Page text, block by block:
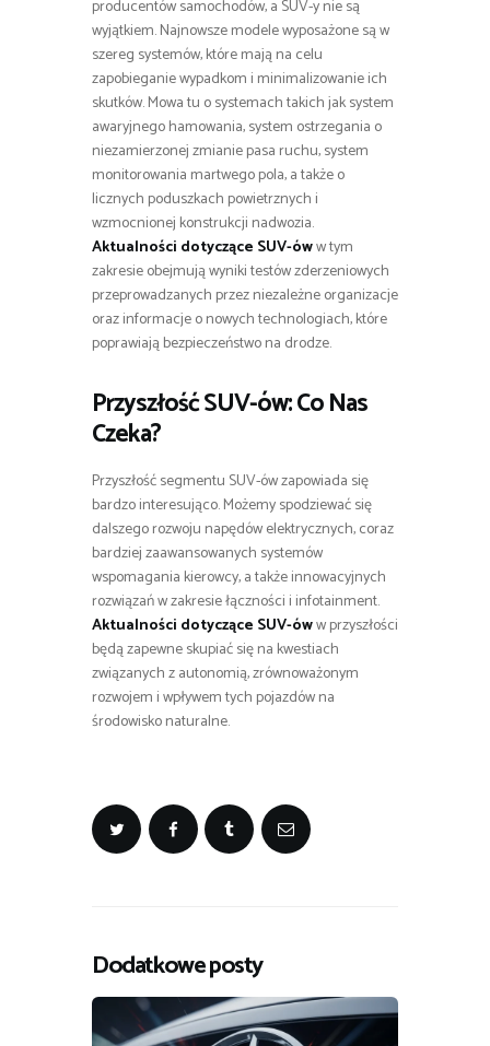
producentów samochodów, a SUV-y nie są
wyjątkiem. Najnowsze modele wyposażone są w
szereg systemów, które mają na celu
zapobieganie wypadkom i minimalizowanie ich
skutków. Mowa tu o systemach takich jak system
awaryjnego hamowania, system ostrzegania o
niezamierzonej zmianie pasa ruchu, system
monitorowania martwego pola, a także o
licznych poduszkach powietrznych i
wzmocnionej konstrukcji nadwozia.
Aktualności dotyczące SUV-óww tym
zakresie obejmują wyniki testów zderzeniowych
przeprowadzanych przez niezależne organizacje
oraz informacje o nowych technologiach, które
poprawiają bezpieczeństwo na drodze.
Przyszłość SUV-ów: Co Nas
Czeka?
Przyszłość segmentu SUV-ów zapowiada się
bardzo interesująco. Możemy spodziewać się
dalszego rozwoju napędów elektrycznych, coraz
bardziej zaawansowanych systemów
wspomagania kierowcy, a także innowacyjnych
rozwiązań w zakresie łączności i infotainment.
Aktualności dotyczące SUV-óww przyszłości
będą zapewne skupiać się na kwestiach
związanych z autonomią, zrównoważonym
rozwojem i wpływem tych pojazdów na
środowisko naturalne.
Dodatkowe posty